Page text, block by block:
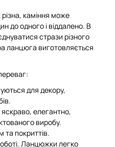
каміння може
до одного і віддалено. В
стрази різного
ланцюга виготовляється
для декору,
елегантно,
виробу.
та покриттів.
Ланцюжки легко